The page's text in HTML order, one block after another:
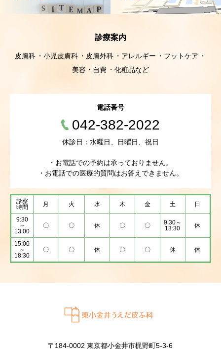
診療案内
皮膚科 小児皮膚科 皮膚外科 アレルギー
フットケア
美容・自費
化粧品など
電話番号
042-382-2022
休診日：水曜日、日曜日、祝日
・お電話での予約は承っておりません。
・お電話での医療的質問はお答えできません。
診察
時間
月 火 水 木 金 土 日
9:30
～
13:00
〇 〇 休 〇 〇
9:30～
13:30
休
15:00
～
18:30
〇 〇 休 〇 〇 休 休
〒184-0002 東京都小金井市梶野町5-3-6